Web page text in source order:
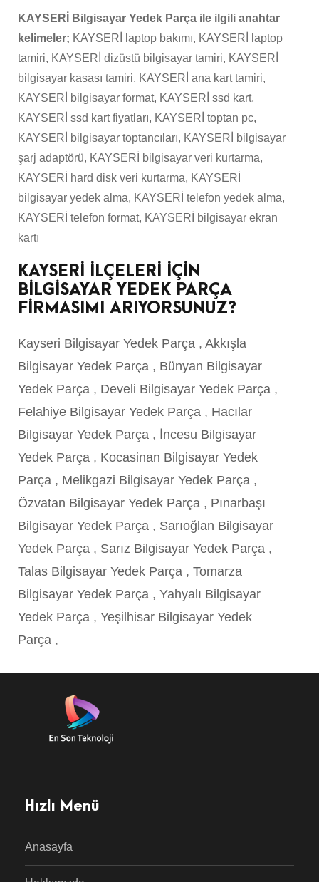
KAYSERİ Bilgisayar Yedek Parça ile ilgili anahtar
kelimeler; KAYSERİ laptop bakımı, KAYSERİ laptop
tamiri, KAYSERİ dizüstü bilgisayar tamiri, KAYSERİ
bilgisayar kasası tamiri, KAYSERİ ana kart tamiri,
KAYSERİ bilgisayar format, KAYSERİ ssd kart,
KAYSERİ ssd kart fiyatları, KAYSERİ toptan pc,
KAYSERİ bilgisayar toptancıları, KAYSERİ bilgisayar
şarj adaptörü, KAYSERİ bilgisayar veri kurtarma,
KAYSERİ hard disk veri kurtarma, KAYSERİ
bilgisayar yedek alma, KAYSERİ telefon yedek alma,
KAYSERİ telefon format, KAYSERİ bilgisayar ekran
kartı
KAYSERİ İLÇELERİ İÇİN
BİLGİSAYAR YEDEK PARÇA
FİRMASIMI ARIYORSUNUZ?
Kayseri Bilgisayar Yedek Parça , Akkışla
Bilgisayar Yedek Parça , Bünyan Bilgisayar
Yedek Parça , Develi Bilgisayar Yedek Parça ,
Felahiye Bilgisayar Yedek Parça , Hacılar
Bilgisayar Yedek Parça , İncesu Bilgisayar
Yedek Parça , Kocasinan Bilgisayar Yedek
Parça , Melikgazi Bilgisayar Yedek Parça ,
Özvatan Bilgisayar Yedek Parça , Pınarbaşı
Bilgisayar Yedek Parça , Sarıoğlan Bilgisayar
Yedek Parça , Sarız Bilgisayar Yedek Parça ,
Talas Bilgisayar Yedek Parça , Tomarza
Bilgisayar Yedek Parça , Yahyalı Bilgisayar
Yedek Parça , Yeşilhisar Bilgisayar Yedek
Parça ,
Hızlı Menü
Anasayfa